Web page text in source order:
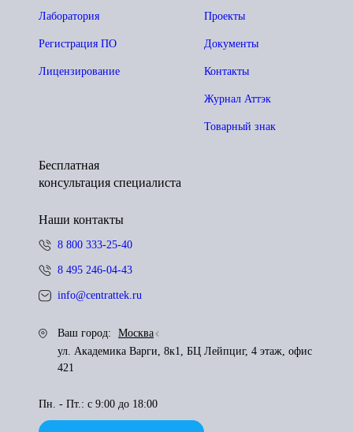
Проекты
Документы
Контакты
Журнал Аттэк
Товарный знак
Лаборатория
Регистрация ПО
Лицензирование
Бесплатная
консультация специалиста
Наши контакты
8 800 333-25-40
8 495 246-04-43
info@centrattek.ru
Ваш город:
Москва
ул. Академика Варги, 8к1, БЦ Лейпциг, 4 этаж, офис
421
Пн. - Пт.: с 9:00 до 18:00